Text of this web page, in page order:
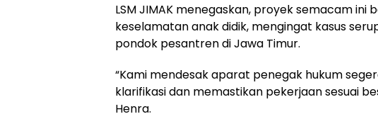
LSM JIMAK menegaskan, proyek semacam
keselamatan anak didik, mengingat kasus
pondok pesantren di Jawa Timur.
“Kami mendesak aparat penegak hukum
klarifikasi dan memastikan pekerjaan sesuai
Henra.